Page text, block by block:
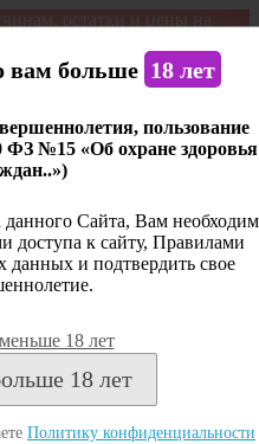
остатки и цены на
продажа не
вам больше 18 лет
пользование
ФЗ №15 «Об охране здоровья
Сайта, Вам
доступа к сайту, Правилами
данных и подтвердить свое
18 лет
18 лет
Политику конфиденциальности